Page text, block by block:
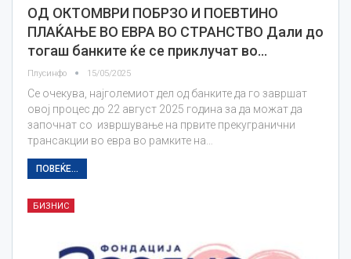
ОД ОКТОМВРИ ПОБРЗО И ПОЕВТИНО
ПЛАЌАЊЕ ВО ЕВРА ВО СТРАНСТВО Дали до
тогаш банките ќе се приклучат во…
Плусинфо 15/05/2025
Се очекува, најголемиот дел од банките да го завршат
овој процес до 22 август 2025 година за да можат да
започнат со извршување на првите прекугранични
трансакции во евра во рамките на…
ПОВЕЌЕ...
БИЗНИС